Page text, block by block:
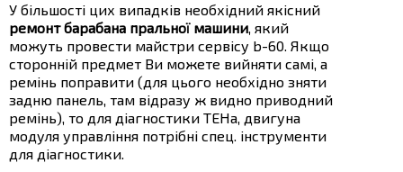
У більшості цих випадків необхідний якісний
ремонт барабана пральної машини, який
можуть провести майстри сервісу b-60. Якщо
сторонній предмет Ви можете вийняти самі, а
ремінь поправити (для цього необхідно зняти
задню панель, там відразу ж видно приводний
ремінь), то для діагностики ТЕНа, двигуна
модуля управління потрібні спец. інструменти
для діагностики.